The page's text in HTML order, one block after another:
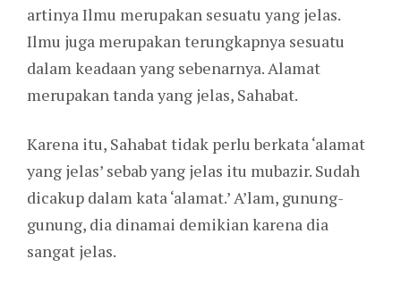
artinya Ilmu merupakan sesuatu yang jelas.
Ilmu juga merupakan terungkapnya sesuatu
dalam keadaan yang sebenarnya. Alamat
merupakan tanda yang jelas, Sahabat.
Karena itu, Sahabat tidak perlu berkata ‘alamat
yang jelas’ sebab yang jelas itu mubazir. Sudah
dicakup dalam kata ‘alamat.’ A’lam, gunung-
gunung, dia dinamai demikian karena dia
sangat jelas.